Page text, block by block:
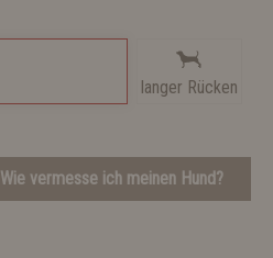
langer Rücken
Wie vermesse ich meinen Hund?